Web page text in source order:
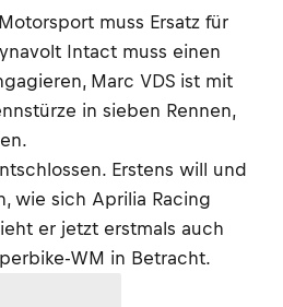
muss Ersatz für
Intact muss einen
Marc VDS ist mit
in sieben Rennen,
Erstens will und
wie sich Aprilia Racing
er jetzt erstmals auch
WM in Betracht.